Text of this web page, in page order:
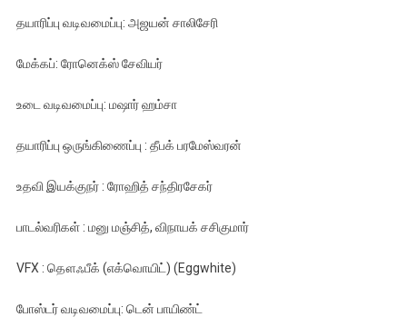
தயாரிப்பு வடிவமைப்பு: அஜயன் சாலிசேரி
மேக்கப்: ரோனெக்ஸ் சேவியர்
உடை வடிவமைப்பு: மஷார் ஹம்சா
தயாரிப்பு ஒருங்கிணைப்பு : தீபக் பரமேஸ்வரன்
உதவி இயக்குநர் : ரோஹித் சந்திரசேகர்
பாடல்வரிகள் : மனு மஞ்சித், விநாயக் சசிகுமார்
VFX : தௌஃபீக் (எக்வொயிட்) (Eggwhite)
போஸ்டர் வடிவமைப்பு: டென் பாயிண்ட்